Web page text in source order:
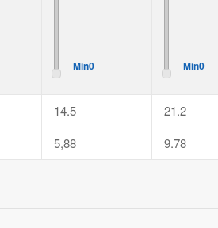
Min0 Min0
14.5
21.2
5,88 9.78